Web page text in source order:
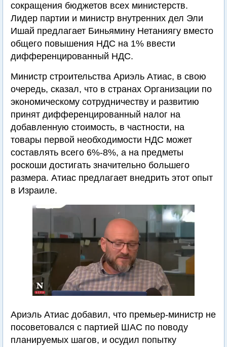
сокращения бюджетов всех министерств.
Лидер партии и министр внутренних дел Эли
Ишай предлагает Биньямину Нетаниягу вместо
общего повышения НДС на 1% ввести
дифференцированный НДС.
Министр строительства Ариэль Атиас, в свою
очередь, сказал, что в странах Организации по
экономическому сотрудничеству и развитию
принят дифференцированный налог на
добавленную стоимость, в частности, на
товары первой необходимости НДС может
составлять всего 6%-8%, а на предметы
роскоши достигать значительно большего
размера. Атиас предлагает внедрить этот опыт
в Израиле.
Ариэль Атиас добавил, что премьер-министр не
посоветовался с партией ШАС по поводу
планируемых шагов, и осудил попытку